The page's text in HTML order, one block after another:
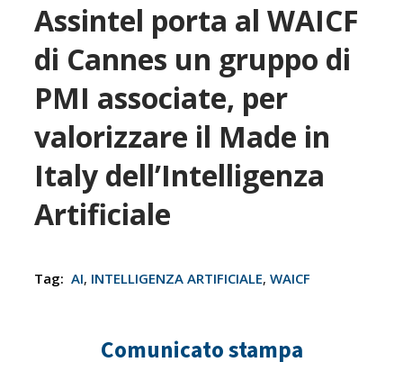
Assintel porta al WAICF
di Cannes un gruppo di
PMI associate, per
valorizzare il Made in
Italy dell’Intelligenza
Artificiale
Tag: AI, INTELLIGENZA ARTIFICIALE, WAICF
Comunicato stampa